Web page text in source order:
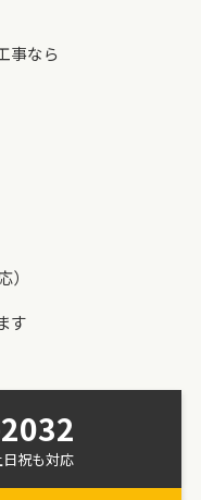
事なら
す
祝も対応